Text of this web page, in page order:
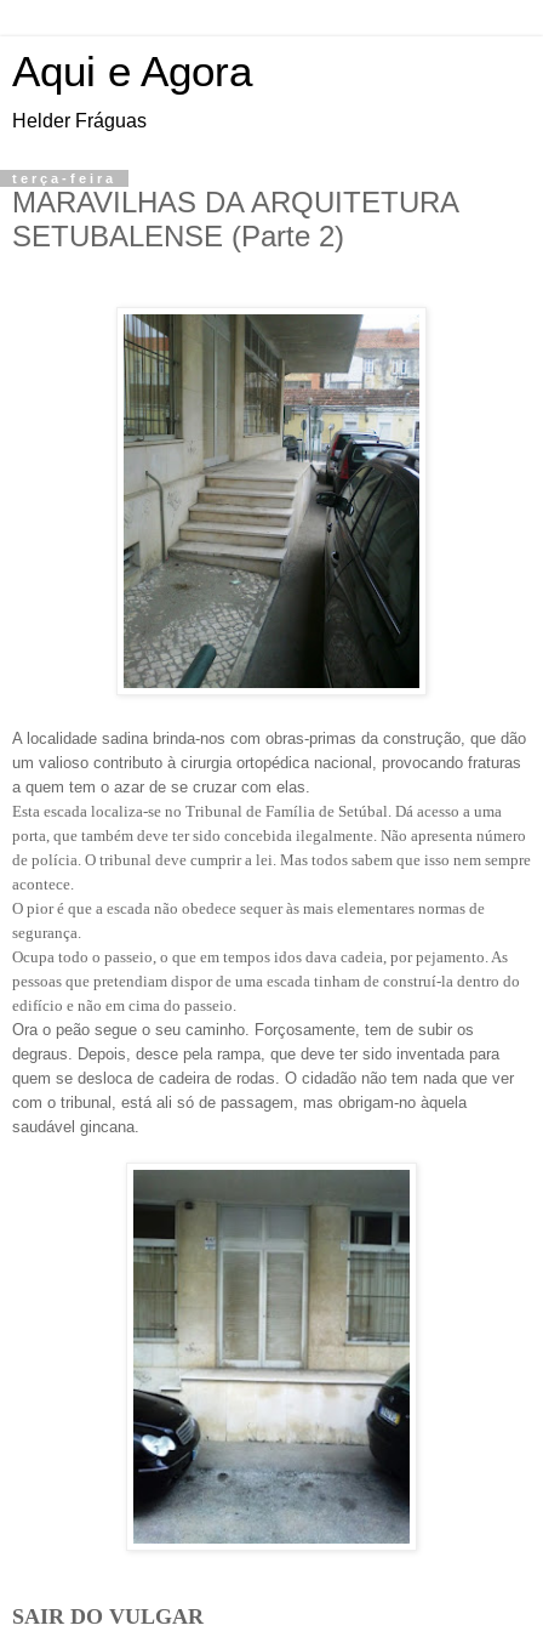
Aqui e Agora
Helder Fráguas
terça-feira
MARAVILHAS DA ARQUITETURA
SETUBALENSE (Parte 2)
A localidade sadina brinda-nos com obras-primas da construção, que dão
um valioso contributo à cirurgia ortopédica nacional, provocando fraturas
a quem tem o azar de se cruzar com elas.
Esta escada localiza-se no Tribunal de Família de Setúbal. Dá acesso a uma
porta, que também deve ter sido concebida ilegalmente. Não apresenta número
de polícia. O tribunal deve cumprir a lei. Mas todos sabem que isso nem sempre
acontece.
O pior é que a escada não obedece sequer às mais elementares normas de
segurança.
Ocupa todo o passeio, o que em tempos idos dava cadeia, por pejamento. As
pessoas que pretendiam dispor de uma escada tinham de construí-la dentro do
edifício e não em cima do passeio.
Ora o peão segue o seu caminho. Forçosamente, tem de subir os
degraus. Depois, desce pela rampa, que deve ter sido inventada para
quem se desloca de cadeira de rodas. O cidadão não tem nada que ver
com o tribunal, está ali só de passagem, mas obrigam-no àquela
saudável gincana.
SAIR DO VULGAR